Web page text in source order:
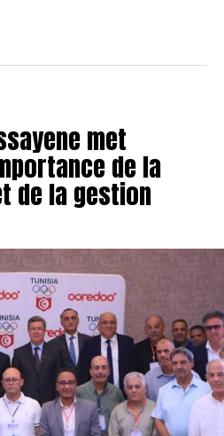
met
de la
de la gestion